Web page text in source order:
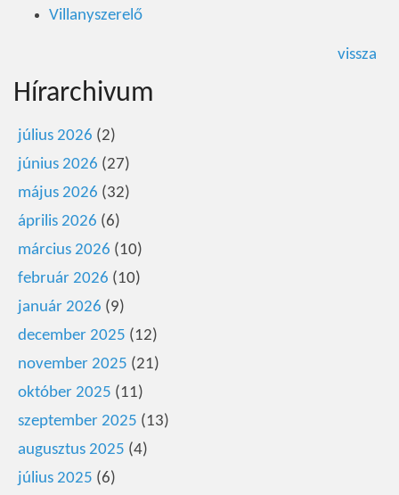
Villanyszerelő
vissza
Hírarchivum
július 2026 (2)
június 2026 (27)
május 2026 (32)
április 2026 (6)
március 2026 (10)
február 2026 (10)
január 2026 (9)
december 2025 (12)
november 2025 (21)
október 2025 (11)
szeptember 2025 (13)
augusztus 2025 (4)
július 2025 (6)